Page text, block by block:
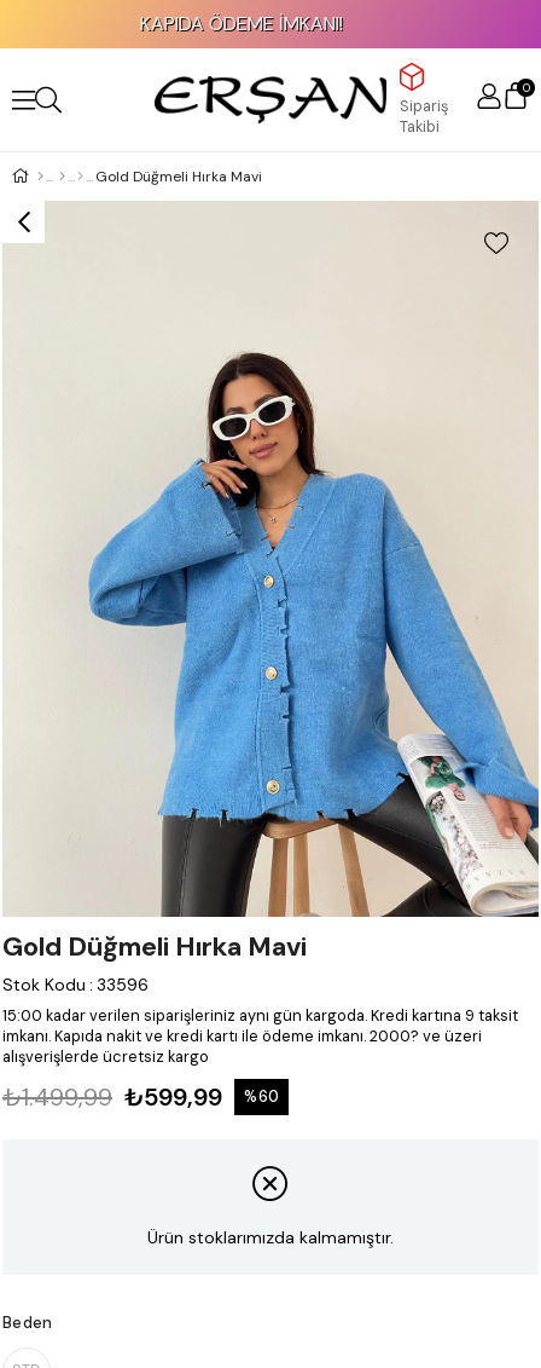
KAPIDA ÖDEME İMKANI!
Sipariş
Takibi
0
Gold Düğmeli Hırka Mavi
Gold Düğmeli Hırka Mavi
Stok Kodu : 33596
15:00 kadar verilen siparişleriniz aynı gün kargoda.Kredi kartına 9 taksit
imkanı.Kapıda nakit ve kredi kartı ile ödeme imkanı.2000? ve üzeri
alışverişlerde ücretsiz kargo
₺1.499,99 ₺599,99 %60
Ürün stoklarımızda kalmamıştır.
Beden